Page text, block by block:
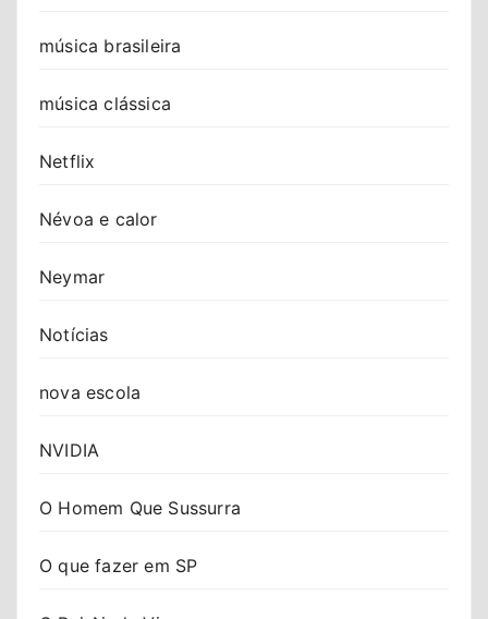
música brasileira
música clássica
Netflix
Névoa e calor
Neymar
Notícias
nova escola
NVIDIA
O Homem Que Sussurra
O que fazer em SP